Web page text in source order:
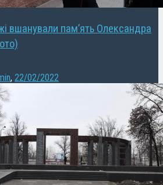
вшанували пам’ять Олександра
, 22/02/2022